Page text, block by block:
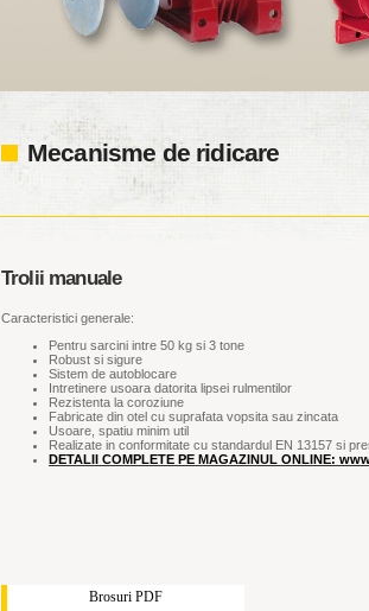
Mecanisme de ridicare
Trolii manuale
Caracteristici generale:
Pentru sarcini intre 50 kg si 3 tone
Robust si sigure
Sistem de autoblocare
Intretinere usoara datorita lipsei rulmentilor
Rezistenta la coroziune
Fabricate din otel cu suprafata vopsita sau zincata
Usoare, spatiu minim util
Realizate in conformitate cu standardul EN 13157 si
DETALII COMPLETE PE MAGAZINUL ONLINE:
Brosuri PDF